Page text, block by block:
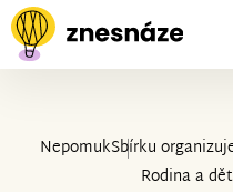
NepomukSbírku
Rodina a